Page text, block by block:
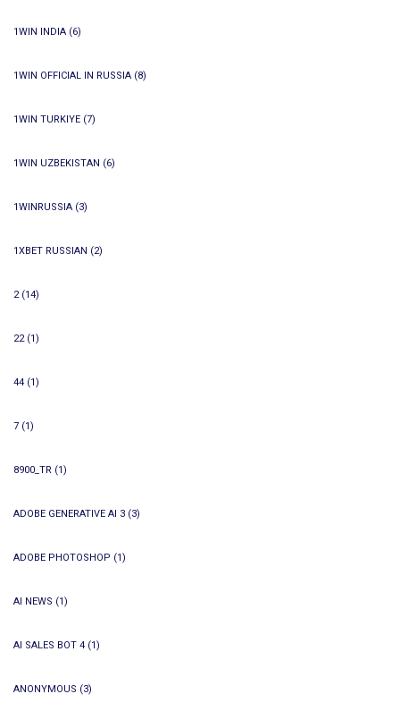
1WIN INDIA (6)
1WIN OFFICIAL IN RUSSIA (8)
1WIN TURKIYE (7)
1WIN UZBEKISTAN (6)
1WINRUSSIA (3)
1XBET RUSSIAN (2)
2(14)
22(1)
44 (1)
7 (1)
8900_TR (1)
ADOBE GENERATIVE AI 3 (3)
ADOBE PHOTOSHOP (1)
AI NEWS (1)
AI SALES BOT 4 (1)
ANONYMOUS (3)